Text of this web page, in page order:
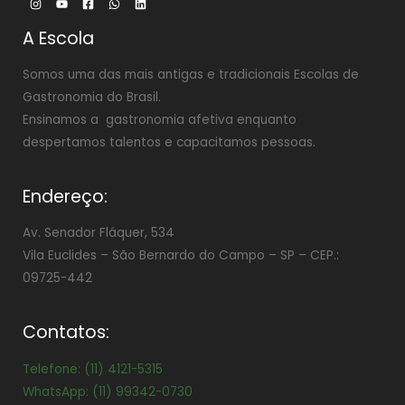
A Escola
Somos uma das mais antigas e tradicionais Escolas de
Gastronomia do Brasil.
Ensinamos a gastronomia afetiva enquanto
despertamos talentos e capacitamos pessoas.
Endereço:
Av. Senador Fláquer, 534
Vila Euclides – São Bernardo do Campo – SP – CEP.:
09725-442
Contatos:
Telefone: (11) 4121-5315
WhatsApp: (11) 99342-0730